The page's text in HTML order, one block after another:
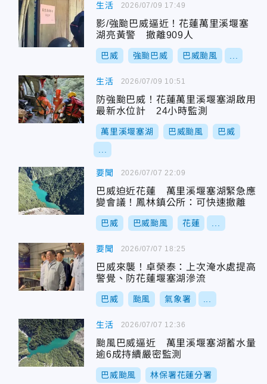
生活
影/強颱巴威逼近！花蓮萬里溪堰塞
湖亮黃警 撤離909人
巴威 強颱巴威 巴威颱風
2026/07/09 17:49
生活
防強颱巴威！花蓮萬里溪堰塞湖啟用
最新水位計 24小時監測
萬里溪堰塞湖 巴威颱風 巴威
2026/07/09 10:51
要聞
巴威迫近花蓮 萬里溪堰塞湖緊急應
變會議！鳳林鎮公所：可快速撤離
巴威 巴威颱風 花蓮
2026/07/07 22:09
要聞
巴威來襲！卓榮泰：上次淹水處提高
警覺、防花蓮堰塞湖滲流
巴威 颱風 氣象署
2026/07/07 18:25
生活
颱風巴威逼近 萬里溪堰塞湖蓄水量
逾6成持續嚴密監測
巴威颱風 林保署花蓮分署
2026/07/07 12:36